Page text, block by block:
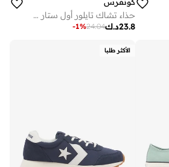
حذاء تشاك تايلور أول ستار مالدن ستريت
د.ك23.8
24.04
-1%
الأكثر طلبا